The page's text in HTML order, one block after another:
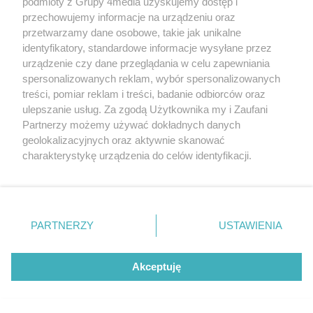
przechowujemy informacje na urządzeniu oraz
przetwarzamy dane osobowe, takie jak unikalne
identyfikatory, standardowe informacje wysyłane przez
urządzenie czy dane przeglądania w celu zapewniania
spersonalizowanych reklam, wybór spersonalizowanych
treści, pomiar reklam i treści, badanie odbiorców oraz
ulepszanie usług. Za zgodą Użytkownika my i Zaufani
Partnerzy możemy używać dokładnych danych
geolokalizacyjnych oraz aktywnie skanować
charakterystykę urządzenia do celów identyfikacji.
zmienić/wycofać klikając przycisk ustawień prywatności
znajdujący się w lewym dolnym rogu strony
. Niektóre
użytkownika, ale masz prawo sprzeciwić się takiemu
przetwarzaniu. Preferencje będą miały zastosowania tylko
PARTNERZY USTAWIENIA
Akceptuję